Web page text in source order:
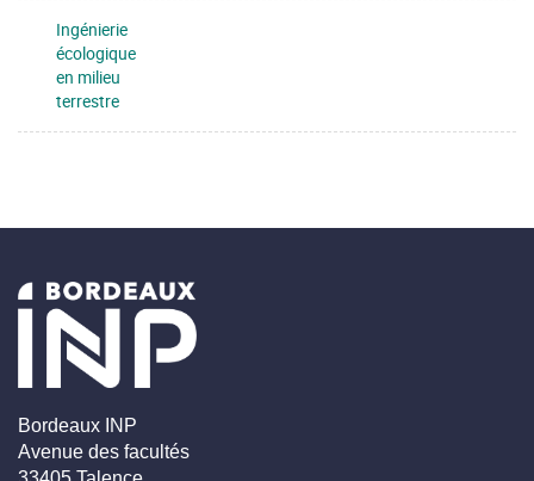
Ingénierie
écologique
en milieu
terrestre
Bordeaux INP
Avenue des facultés